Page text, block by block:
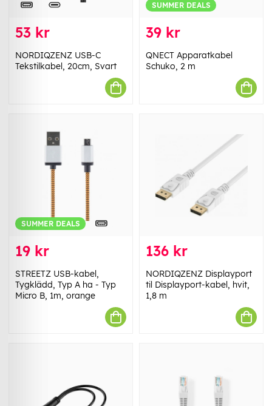
53 kr
NORDIQZENZ USB-C
Tekstilkabel, 20cm, Svart
SUMMER DEALS
39 kr
QNECT Apparatkabel
Schuko, 2 m
SUMMER DEALS
19 kr
STREETZ USB-kabel,
Tygklädd, Typ A ha - Typ
Micro B, 1m, orange
136 kr
NORDIQZENZ Displayport
til Displayport-kabel, hvit,
1,8 m